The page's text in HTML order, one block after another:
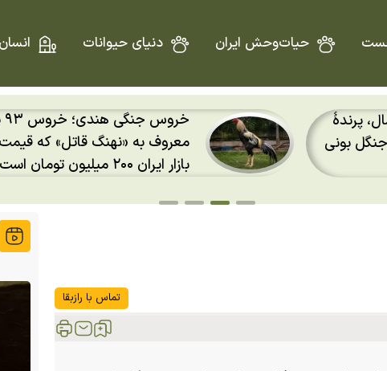
حیات‌وحش ایران دنیای حیوانات
خروس جنگی هندی؛ خروس ۹۳ سانتی
آن در
هوش مصنوعی به جنگ
مهاجرت پرندگان رفت؛ رادارها
«لکه» نمی‌بینند
تماس با رازبقا